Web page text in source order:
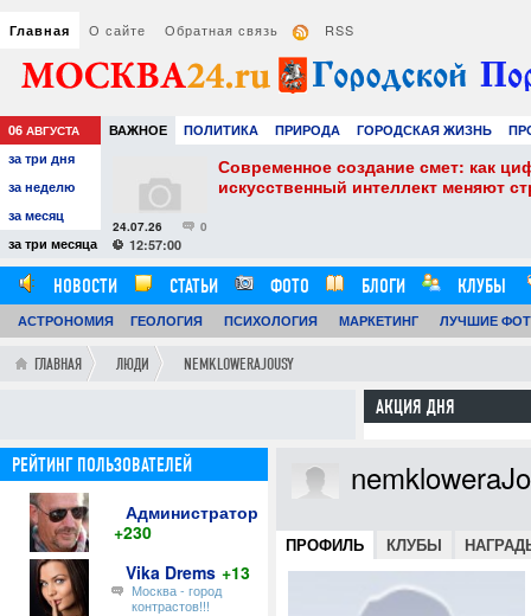
Главная О сайте Обратная связь RSS
06 АВГУСТА ВАЖНОЕ ПОЛИТИКА ПРИРОДА ГОРОДСКАЯ ЖИЗНЬ
ТЕХНОЛОГИИ
за три дня
за неделю
за месяц
за три месяца
и
0
24.07.26
12:57:00
Современное создание смет: как
искусственный интеллект меняют
НОВОСТИ СТАТЬИ ФОТО БЛОГИ
КЛУБЫ
ОБЗОРЫ
ВИДЕОРЕПОРТАЖИ
АСТРОНОМИЯ ГЕОЛОГИЯ ПСИХОЛОГИЯ МАРКЕТИНГ ЛУЧШИЕ
ГЛАВНАЯ ЛЮДИ NEMKLOWERAJOUSY
АКЦИЯ ДНЯ
ПРОФИЛЬ КЛУБЫ
РЕЙТИНГ ПОЛЬЗОВАТЕЛЕЙ
Администратор
+230
Vika Drems +13
Москва - город
контрастов!!!